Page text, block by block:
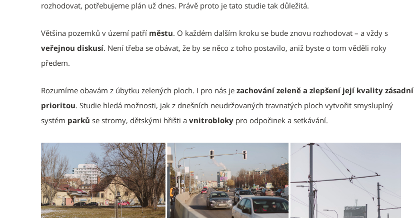
rozhodovat, potřebujeme plán už dnes. Právě proto je tato studie tak důležitá.
Většina pozemků v území patří městu. O každém dalším kroku se bude znovu rozhodovat – a vždy s
veřejnou diskusí. Není třeba se obávat, že by se něco z toho postavilo, aniž byste o tom věděli roky
předem.
Rozumíme obavám z úbytku zelených ploch. I pro nás je zachování zeleně a zlepšení její kvality zásadní
prioritou. Studie hledá možnosti, jak z dnešních neudržovaných travnatých ploch vytvořit smysluplný
systém parků se stromy, dětskými hřišti a vnitrobloky pro odpočinek a setkávání.